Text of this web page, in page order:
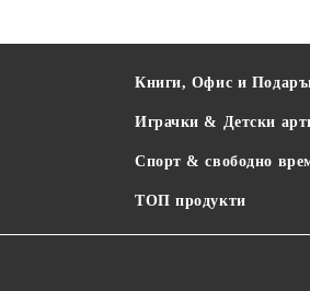
Книги, Офис и
Играчки & Детски
Спорт & свободно
ТОП продукти